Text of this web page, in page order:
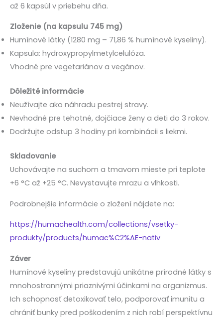
až 6 kapsúl v priebehu dňa.
Zloženie (na kapsulu 745 mg)
Humínové látky (1280 mg – 71,86 % humínové kyseliny).
Kapsula: hydroxypropylmetylcelulóza.
Vhodné pre vegetariánov a vegánov.
Dôležité informácie
Neužívajte ako náhradu pestrej stravy.
Nevhodné pre tehotné, dojčiace ženy a deti do 3 rokov.
Dodržujte odstup 3 hodiny pri kombinácii s liekmi.
Skladovanie
Uchovávajte na suchom a tmavom mieste pri teplote
+6 °C až +25 °C. Nevystavujte mrazu a vlhkosti.
Podrobnejšie informácie o zložení nájdete na:
https://humachealth.com/collections/vsetky-
produkty/products/humac%C2%AE-nativ
Záver
Humínové kyseliny predstavujú unikátne prírodné látky s
mnohostrannými priaznivými účinkami na organizmus.
Ich schopnosť detoxikovať telo, podporovať imunitu a
chrániť bunky pred poškodením z nich robí perspektívnu